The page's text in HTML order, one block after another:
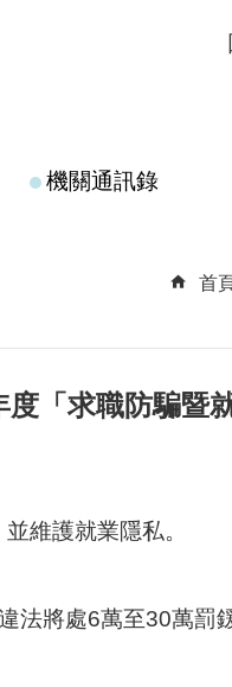
機關通訊錄
首
「求職防騙暨
維護就業隱私。
法將處6萬至30萬罰鍰